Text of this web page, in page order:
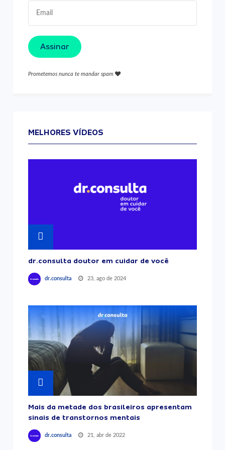
Assinar
Prometemos nunca te mandar spam
MELHORES VÍDEOS
dr.consulta doutor em cuidar de você
dr.consulta 23, ago de 2024
Mais da metade dos brasileiros apresentam
sinais de transtornos mentais
dr.consulta 21, abr de 2022